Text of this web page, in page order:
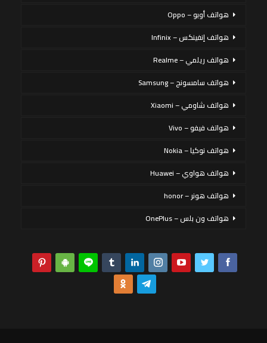
هواتف أوبو – Oppo
هواتف إنفينكس – Infinix
هواتف ريلمي – Realme
هواتف سامسونج – Samsung
هواتف شاومي – Xiaomi
هواتف فيفو – Vivo
هواتف نوكيا – Nokia
هواتف هواوي – Huawei
هواتف هونر – honor
هواتف ون بلس – OnePlus